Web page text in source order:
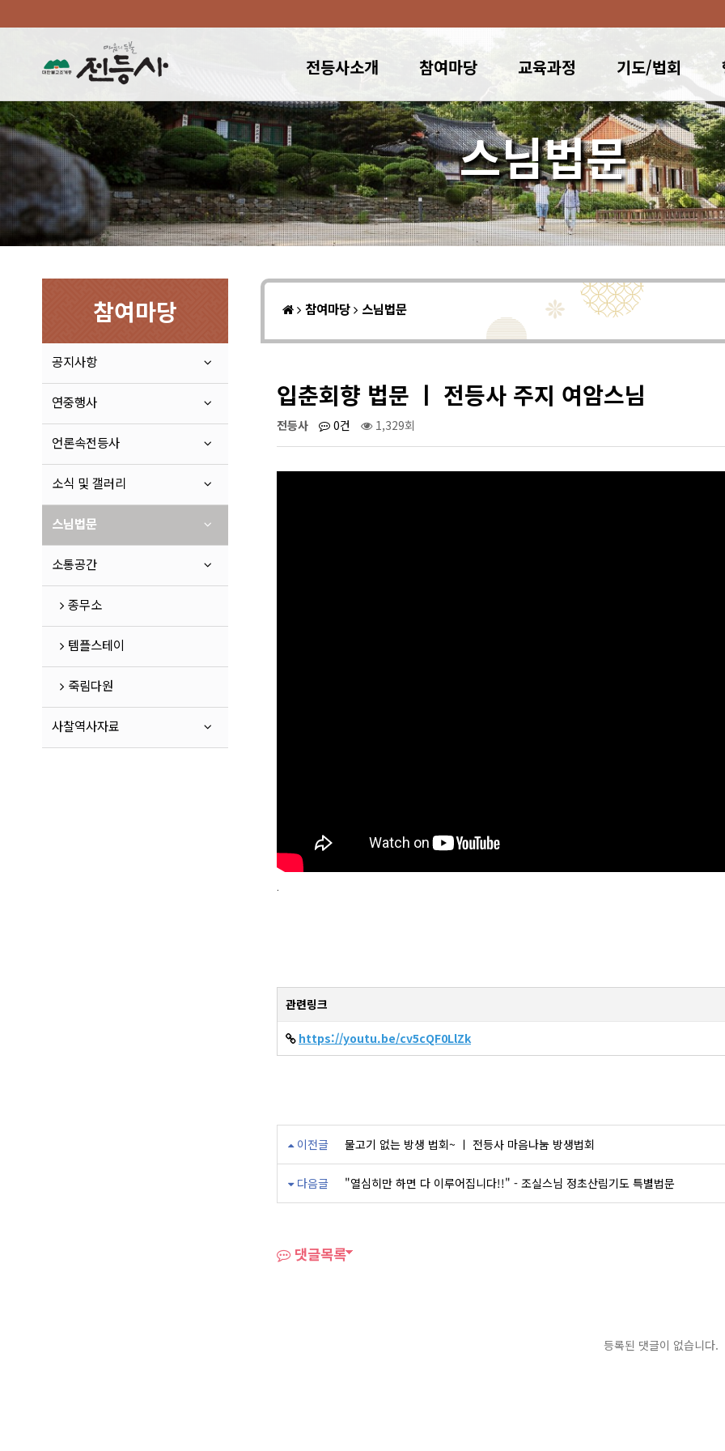
전등사소개 참여마당 교육과정 기도/법회
스님법문
참여마당
공지사항
연중행사
언론속전등사
소식 및 갤러리
스님법문
소통공간
종무소
템플스테이
죽림다원
사찰역사자료
참여마당 스님법문
입춘회향 법문 ㅣ 전등사 주지 여암스님
전등사 0건 1,329회
.
관련링크
https://youtu.be/cv5cQF0LlZk
이전글 물고기 없는 방생 법회~ ㅣ 전등사 마음나눔 방생법회
다음글 "열심히만 하면 다 이루어집니다!!" - 조실스님 정초산림기도 특별법문
댓글목록
등록된 댓글이 없습니다.